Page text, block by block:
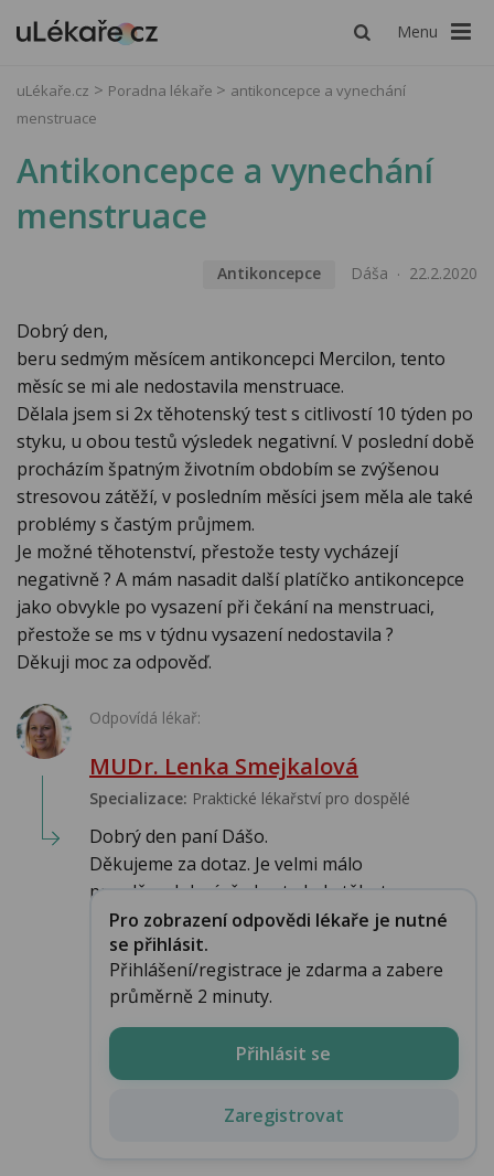
Menu
uLékaře.cz Poradna lékaře
antikoncepce a vynechání
menstruace
Antikoncepce a vynechání
menstruace
Antikoncepce Dáša 22.2.2020
Dobrý den,
beru sedmým měsícem antikoncepci Mercilon, tento
měsíc se mi ale nedostavila menstruace.
Dělala jsem si 2x těhotenský test s citlivostí 10 týden po
styku, u obou testů výsledek negativní. V poslední době
procházím špatným životním obdobím se zvýšenou
stresovou zátěží, v posledním měsíci jsem měla ale také
problémy s častým průjmem.
Je možné těhotenství, přestože testy vycházejí
negativně ? A mám nasadit další platíčko antikoncepce
jako obvykle po vysazení při čekání na menstruaci,
přestože se ms v týdnu vysazení nedostavila ?
Děkuji moc za odpověď.
Odpovídá lékař:
MUDr. Lenka Smejkalová
Specializace: Praktické lékařství pro dospělé
Dobrý den paní Dášo.
Děkujeme za dotaz. Je velmi málo
pravděpodobné, že byste byla těhotn...
Pro zobrazení odpovědi lékaře je nutné
se přihlásit.
Přihlášení/registrace je zdarma a zabere
průměrně 2 minuty.
Přihlásit se
Zaregistrovat